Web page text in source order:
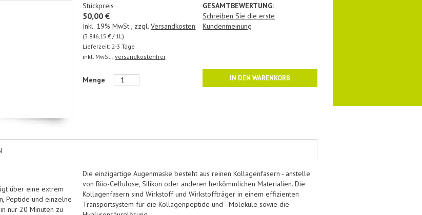
Stückpreis
50,00 €
Inkl. 19% MwSt., zzgl.Versandkosten
(3.846,15 € / 1L)
Lieferzeit: 2-3 Tage
inkl. MwSt.,versandkostenfrei
GESAMTBEWERTUNG:
Schreiben Sie die erste
Kundenmeinung
Menge IN DEN WARENKORB
über eine extrem
Peptide und einzelne
nur 20 Minuten zu
Die einzigartige Augenmaske besteht aus reinen Kollagenfasern - anstelle
von Biio-Cellulose, Silikon oder anderen herkömmlichen Materialien. Die
Kollagenfasern sind Wirkstoff und Wirkstoffträger in einem effizienten
Transportsystem für die Kollagenpeptide und - Moleküle sowie die